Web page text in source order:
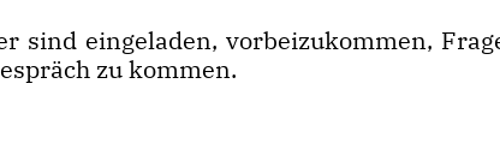
sind eingeladen, vorbeizukommen,
zu kommen.